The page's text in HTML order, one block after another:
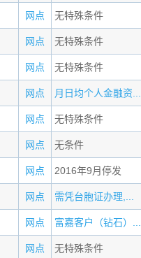
网点 无特殊条件
网点 无特殊条件
网点 无特殊条件
网点 月日均个人金融资...
网点 无特殊条件
网点 无条件
网点 2016年9月停发
网点 需凭台胞证办理,...
网点 富嘉客户（钻石）...
网点 无特殊条件